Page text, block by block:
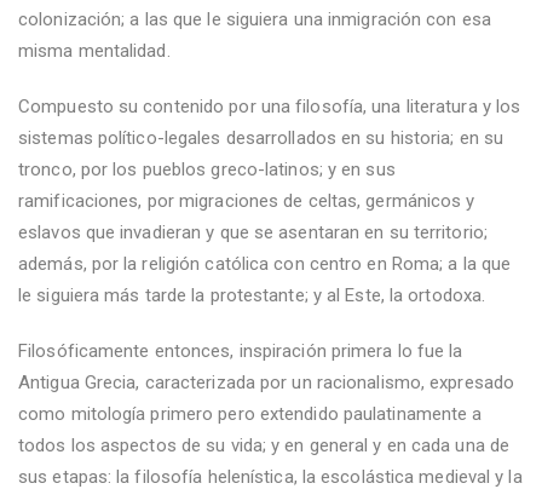
colonización; a las que le siguiera una inmigración con esa
misma mentalidad.
Compuesto su contenido por una filosofía, una literatura y los
sistemas político-legales desarrollados en su historia; en su
tronco, por los pueblos greco-latinos; y en sus
ramificaciones, por migraciones de celtas, germánicos y
eslavos que invadieran y que se asentaran en su territorio;
además, por la religión católica con centro en Roma; a la que
le siguiera más tarde la protestante; y al Este, la ortodoxa.
Filosóficamente entonces, inspiración primera lo fue la
Antigua Grecia, caracterizada por un racionalismo, expresado
como mitología primero pero extendido paulatinamente a
todos los aspectos de su vida; y en general y en cada una de
sus etapas: la filosofía helenística, la escolástica medieval y la